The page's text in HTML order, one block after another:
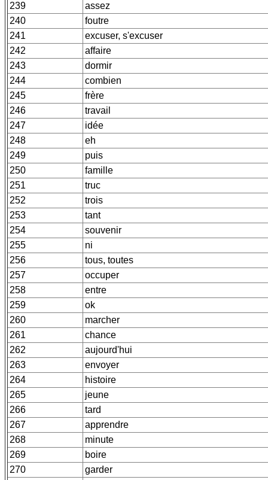
239
assez
240
foutre
241
excuser, s'excuser
242
affaire
243
dormir
244
combien
245
frère
246
travail
247
idée
248
eh
249
puis
250
famille
251
truc
252
trois
253
tant
254
souvenir
255
ni
256
tous, toutes
257
occuper
258
entre
259
ok
260
marcher
261
chance
262
aujourd'hui
263
envoyer
264
histoire
265
jeune
266
tard
267
apprendre
268
minute
269
boire
270
garder